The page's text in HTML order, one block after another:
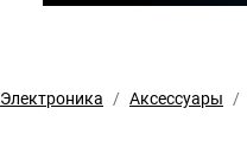
Электроника Аксессуары